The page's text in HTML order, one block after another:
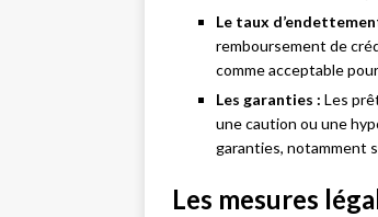
Le taux
remboursement de
comme acceptable
Les garanties : Les
une caution ou une
garanties, notamment
Les mesures